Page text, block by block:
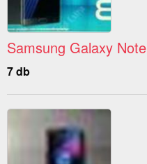
Samsung Galaxy Note
7 db